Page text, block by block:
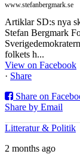
www.stefanbergmark.se
Artiklar SD:s nya
Stefan Bergmark
folkets h...
View on Facebook
· Share
Share on
Share by Email
Litteratur & Politik
2 months ago